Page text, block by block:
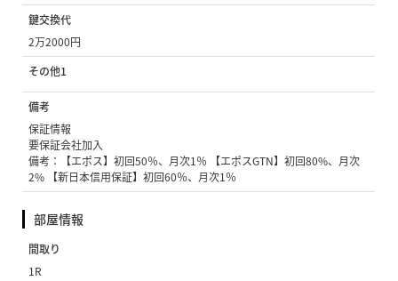
鍵交換代
2万2000円
その他1
備考
保証情報
要保証会社加入
備考：【エポス】初回50％、月次1％ 【エポスGTN】初回80%、月次
2% 【新日本信用保証】初回60％、月次1％
部屋情報
間取り
1R